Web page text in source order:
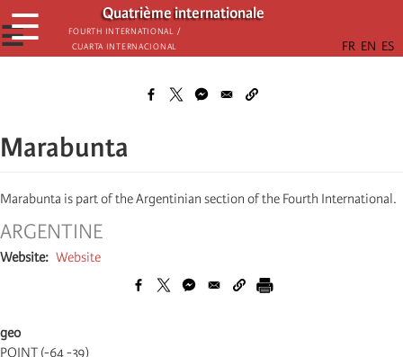
Passar
para
o
Quatrième internationale
Fourth International /
Cuarta Internacional
☰
☰
Marabunta
Marabunta is part of the Argentinian section of the Fourth International.
ARGENTINE
Website Website
geo
POINT (-64 -39)